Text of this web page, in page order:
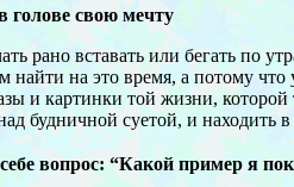
голове свою мечту
рано вставать или бегать по
на это время, а потому что
и картинки той жизни,
будничной суетой, и
вопрос: “Какой пример я